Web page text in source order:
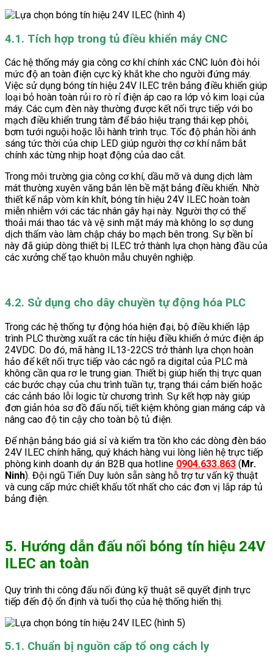
4.1. Tích hợp trong tủ điều khiển máy CNC
Các hệ thống máy gia công cơ khí chính xác CNC luôn đòi hỏi
mức độ an toàn điện cực kỳ khắt khe cho người đứng máy.
Việc sử dụng bóng tín hiệu 24V ILEC trên bảng điều khiển giúp
loại bỏ hoàn toàn rủi ro rò rỉ điện áp cao ra lớp vỏ kim loại của
máy. Các cụm đèn này thường được kết nối trực tiếp với bo
mạch điều khiển trung tâm để báo hiệu trạng thái kẹp phôi,
bơm tưới nguội hoặc lỗi hành trình trục. Tốc độ phản hồi ánh
sáng tức thời của chip LED giúp người thợ cơ khí nắm bắt
chính xác từng nhịp hoạt động của dao cắt.
Trong môi trường gia công cơ khí, dầu mỡ và dung dịch làm
mát thường xuyên văng bắn lên bề mặt bảng điều khiển. Nhờ
thiết kế nắp vòm kín khít, bóng tín hiệu 24V ILEC hoàn toàn
miễn nhiễm với các tác nhân gây hại này. Người thợ có thể
thoải mái thao tác và vệ sinh mặt máy mà không lo sợ dung
dịch thấm vào làm chập cháy bo mạch bên trong. Sự bền bỉ
này đã giúp dòng thiết bị ILEC trở thành lựa chọn hàng đầu của
các xưởng chế tạo khuôn mẫu chuyên nghiệp.
4.2. Sử dụng cho dây chuyền tự động hóa PLC
Trong các hệ thống tự động hóa hiện đại, bộ điều khiển lập
trình PLC thường xuất ra các tín hiệu điều khiển ở mức điện áp
24VDC. Do đó, mã hàng IL13-22CS trở thành lựa chọn hoàn
hảo để kết nối trực tiếp vào các ngõ ra digital của PLC mà
không cần qua rơ le trung gian. Thiết bị giúp hiển thị trực quan
các bước chạy của chu trình tuần tự, trạng thái cảm biến hoặc
các cảnh báo lỗi logic từ chương trình. Sự kết hợp này giúp
đơn giản hóa sơ đồ đấu nối, tiết kiệm không gian máng cáp và
nâng cao độ tin cậy cho toàn bộ tủ điện.
Để nhận bảng báo giá sỉ và kiểm tra tồn kho các dòng đèn báo
24V ILEC chính hãng, quý khách hàng vui lòng liên hệ trực tiếp
phòng kinh doanh dự án B2B qua hotline 0904.633.863 (Mr.
Ninh). Đội ngũ Tiến Duy luôn sẵn sàng hỗ trợ tư vấn kỹ thuật
và cung cấp mức chiết khấu tốt nhất cho các đơn vị lắp ráp tủ
bảng điện.
5. Hướng dẫn đấu nối bóng tín hiệu 24V
ILEC an toàn
Quy trình thi công đấu nối đúng kỹ thuật sẽ quyết định trực
tiếp đến độ ổn định và tuổi thọ của hệ thống hiển thị.
5.1. Chuẩn bị nguồn cấp tổ ong cách ly